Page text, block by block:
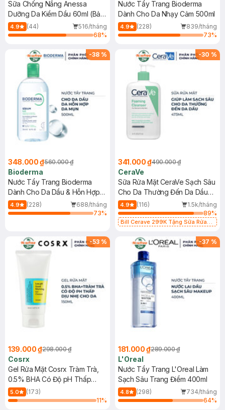
Sữa Chống Nắng Anessa
Dưỡng Da Kiềm Dầu 60ml (Bản
Mới)
4.9 (44)
516/tháng
68%
Nước Tẩy Trang Bioderma
Dành Cho Da Nhạy Cảm 500ml
4.9 (228)
839/tháng
73%
-38 %
348.000 ₫560.000 ₫
Bioderma
Nước Tẩy Trang Bioderma
Dành Cho Da Dầu & Hỗn Hợp
500ml
4.9 (228)
688/tháng
73%
-30 %
341.000 ₫490.000 ₫
CeraVe
Sữa Rửa Mặt CeraVe Sạch Sâu
Cho Da Thường Đến Da Dầu
473ml
4.9 (116)
1.5k/tháng
89%
Bill Cerave 299K Tặng Sữa Rửa
-53 %
139.000 ₫298.000 ₫
Cosrx
Gel Rửa Mặt Cosrx Tràm Trà,
0.5% BHA Có Độ pH Thấp
150ml
5.0
(173)
11%
-37 %
181.000 ₫289.000 ₫
L'Oreal
Nước Tẩy Trang L'Oreal Làm
Sạch Sâu Trang Điểm 400ml
4.8 (298)
734/tháng
64%